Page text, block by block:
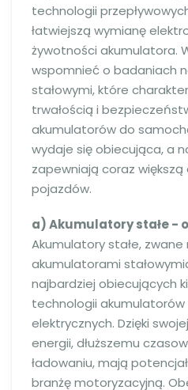
technologii
łatwiejszą wymianę
żywotności akumulatora.
wspomnieć o badaniach
stałowymi, które
trwałością i
akumulatorów do
wydaje się obiecująca, a
zapewniają coraz
pojazdów.
a) Akumulatory stałe -
Akumulatory stałe, zwane
akumulatorami
najbardziej obiecujących
technologii
elektrycznych. Dzięki
energii, dłuższemu
ładowaniu, mają
branżę motoryzacyjną.